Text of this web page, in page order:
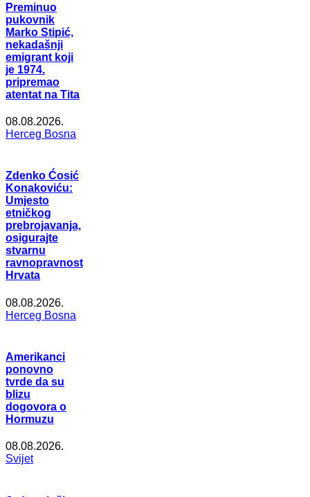
Preminuo
pukovnik
Marko Stipić,
nekadašnji
emigrant koji
je 1974.
pripremao
atentat na Tita
08.08.2026.
Herceg Bosna
Zdenko Ćosić
Konakoviću:
Umjesto
etničkog
prebrojavanja,
osigurajte
stvarnu
ravnopravnost
Hrvata
08.08.2026.
Herceg Bosna
Amerikanci
ponovno
tvrde da su
blizu
dogovora o
Hormuzu
08.08.2026.
Svijet